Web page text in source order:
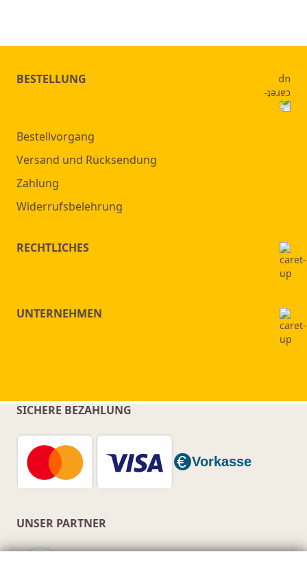
BESTELLUNG
Bestellvorgang
Versand und Rücksendung
Zahlung
Widerrufsbelehrung
RECHTLICHES
UNTERNEHMEN
SICHERE BEZAHLUNG
UNSER PARTNER